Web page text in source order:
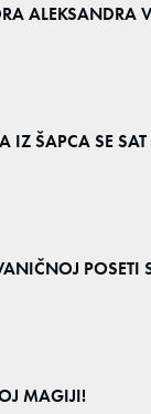
ALEKSANDRA
IZ ŠAPCA SE
POSETI
MAGIJI!